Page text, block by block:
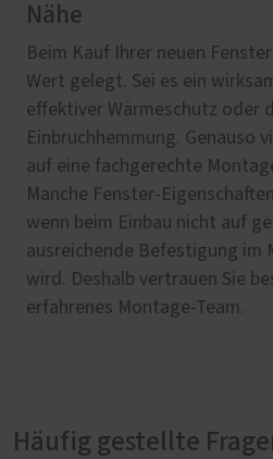
Nähe
Beim Kauf Ihrer neuen
Wert gelegt. Sei es ein
effektiver Wärmeschutz oder
Einbruchhemmung. Genauso
auf eine fachgerechte
Manche Fenster-
wenn beim Einbau nicht auf
ausreichende Befestigung im
wird. Deshalb vertrauen Sie
erfahrenes Montage-Team.
Häufig gestellte